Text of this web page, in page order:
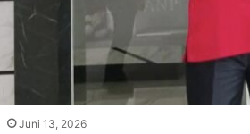
Juni 13, 2026